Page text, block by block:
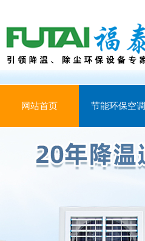
网站首页 节能环保空调